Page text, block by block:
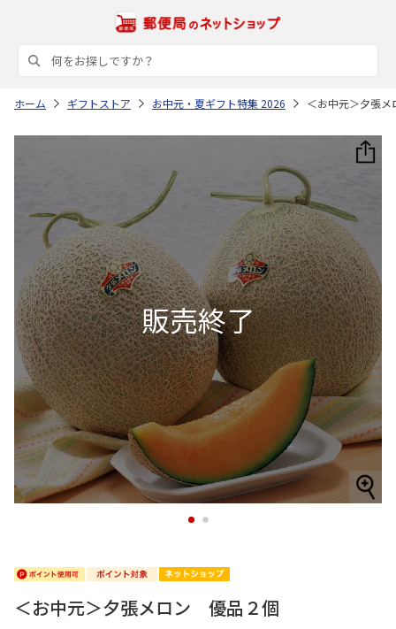
ホーム ギフトストア お中元・夏ギフト特集 2026 ＜お中元＞夕張
1 2
＜お中元＞夕張メロン 優品２個